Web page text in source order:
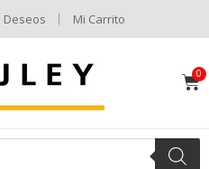
Deseos Mi Carrito